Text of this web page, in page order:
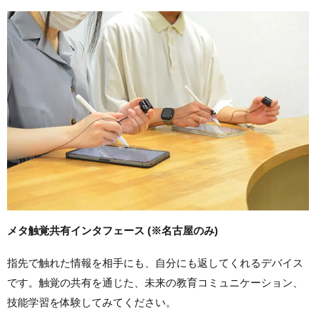
メタ触覚共有インタフェース (※名古屋のみ)
指先で触れた情報を相手にも、自分にも返してくれるデバイス
です。触覚の共有を通じた、未来の教育コミュニケーション、
技能学習を体験してみてください。